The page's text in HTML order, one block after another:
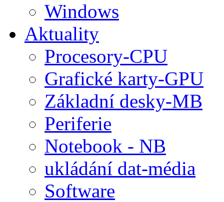
Windows
Aktuality
Procesory-CPU
Grafické karty-GPU
Základní desky-MB
Periferie
Notebook - NB
ukládání dat-média
Software